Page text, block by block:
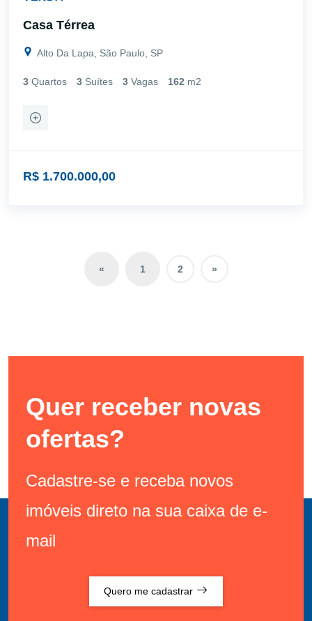
Casa Térrea
Alto Da Lapa, São Paulo, SP
3 Quartos 3 Suítes 3 Vagas 162 m2
R$ 1.700.000,00
« 1 2 »
Quer receber novas
ofertas?
Cadastre-se e receba novos
imóveis direto na sua caixa de e-
mail
Quero me cadastrar